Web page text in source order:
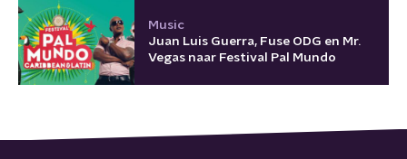
Music
Juan Luis Guerra, Fuse ODG en Mr.
Vegas naar Festival Pal Mundo